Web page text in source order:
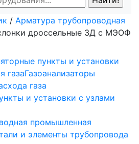
/ Арматура трубопроводная
дроссельные ЗД с МЭОФ
пункты и установки
газаГазоанализаторы
газа
и установки с узлами
промышленная
и элементы трубопровода